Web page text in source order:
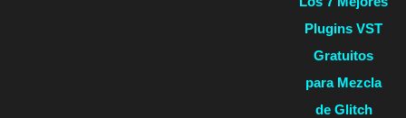
Plugins VST
Gratuitos
para Mezcla
de Glitch